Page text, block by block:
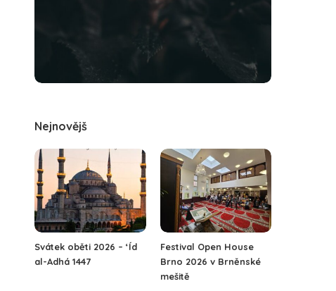
Nejnovějš
Svátek oběti 2026 – ‘Íd
al-Adhá 1447
Festival Open House
Brno 2026 v Brněnské
mešitě